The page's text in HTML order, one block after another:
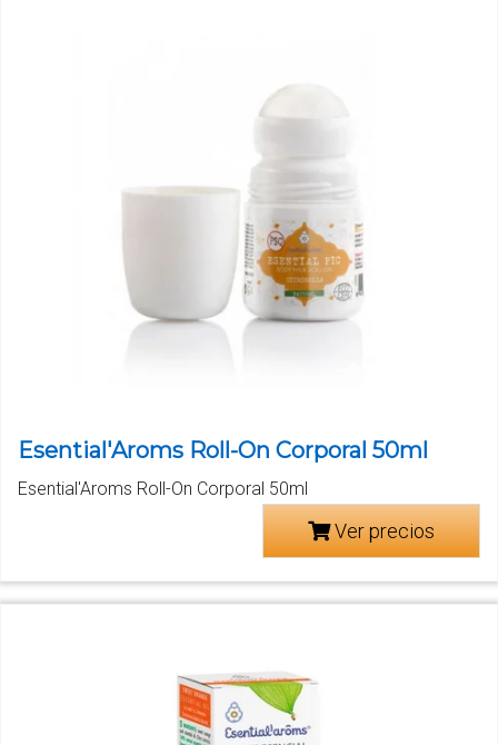
Esential'Aroms Roll-On Corporal 50ml
Esential'Aroms Roll-On Corporal 50ml
Ver precios